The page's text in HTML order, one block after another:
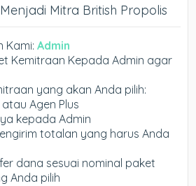
Mitra British Propolis
Kami:Admin
Kemitraan Kepada Admin agar
yang akan Anda pilih:
atau Agen Plus
kepada Admin
totalan yang harus Anda
dana sesuai nominal paket
Anda pilih